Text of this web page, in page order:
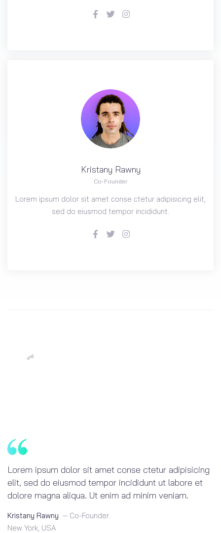
Kristany Rawny
Co-Founder
Lorem ipsum dolor sit amet conse ctetur adipisicing elit,
sed do eiusmod tempor incididunt.
Lorem ipsum dolor sit amet conse ctetur adipisicing
elit, sed do eiusmod tempor incididunt ut labore et
dolore magna aliqua. Ut enim ad minim veniam.
Kristany Rawny — Co-Founder.
New York, USA
Lorem ipsum dolor sit amet conse ctetur adipisicing
elit, sed do eiusmod tempor incididunt ut labore et
dolore magna aliqua. Ut enim ad minim veniam.
Kristany Rawny — Co-Founder.
New York, USA
Lorem ipsum dolor sit amet conse ctetur adipisicing
elit, sed do eiusmod tempor incididunt ut labore et
dolore magna aliqua. Ut enim ad minim veniam.
Kristany Rawny — Co-Founder.
New York, USA